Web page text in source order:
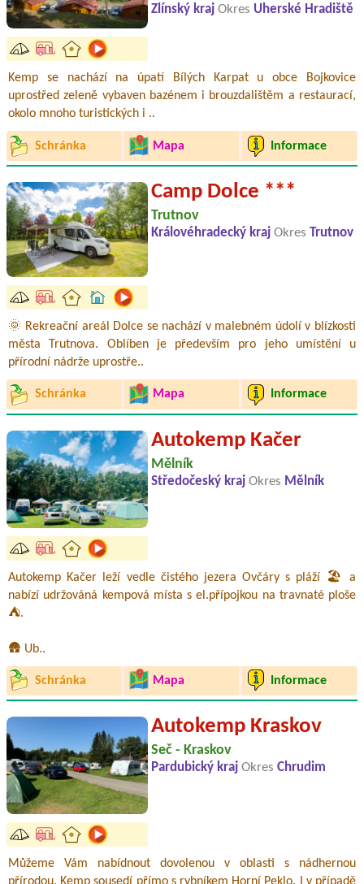
Zlínský kraj Okres Uherské Hradiště
Kemp se nachází na úpatí Bílých Karpat u obce Bojkovice
uprostřed zeleně vybaven bazénem i brouzdalištěm a restaurací,
okolo mnoho turistických i ..
Schránka Mapa Informace
Camp Dolce ***
Trutnov
Královéhradecký kraj Okres Trutnov
🌞 Rekreační areál Dolce se nachází v malebném údolí v blízkosti
města Trutnova. Oblíben je především pro jeho umístění u
přírodní nádrže uprostře..
Schránka Mapa Informace
Autokemp Kačer
Mělník
Středočeský kraj Okres Mělník
Autokemp Kačer leží vedle čistého jezera Ovčáry s pláží 🏖️ a
nabízí udržováná kempová místa s el.přípojkou na travnaté ploše
⛺.
🛖 Ub..
Schránka Mapa Informace
Autokemp Kraskov
Seč - Kraskov
Pardubický kraj Okres Chrudim
Můžeme Vám nabídnout dovolenou v oblasti s nádhernou